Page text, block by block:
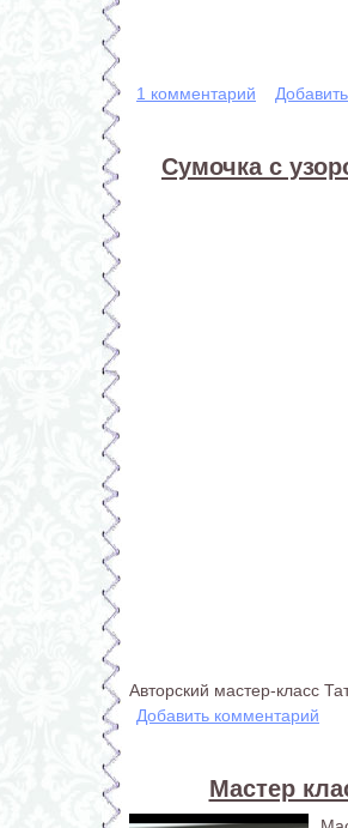
1 комментарий
Сумочка с
Авторский мастер-класс
Добавить комментарий
Мастер